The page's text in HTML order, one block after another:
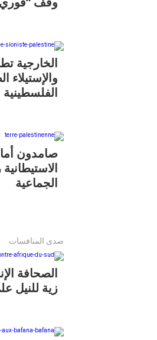
الخارجية
الفلسطينية
صامدون
الجماعية
صدى المنافسات
الصحافة
زية للنيل